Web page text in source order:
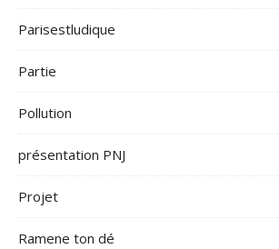
Parisestludique
Partie
Pollution
présentation PNJ
Projet
Ramene ton dé